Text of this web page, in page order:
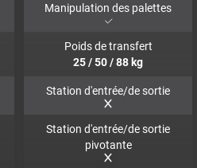
Manipulation des palettes
Poids de transfert
25/50/88 kg
Station d'entrée/de sortie
Station d'entrée/de sortie
pivotante